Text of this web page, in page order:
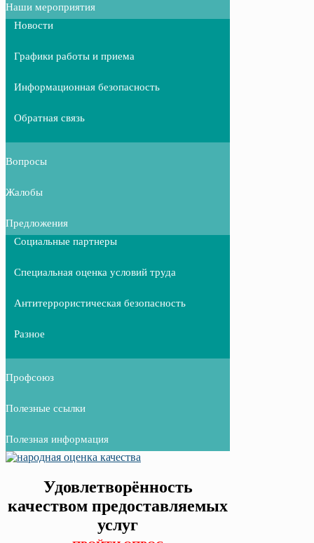
Наши мероприятия
Новости
Графики работы и приема
Информационная безопасность
Обратная связь
Вопросы
Жалобы
Предложения
Социальные партнеры
Специальная оценка условий труда
Антитеррористическая безопасность
Разное
Профсоюз
Полезные ссылки
Полезная информация
Удовлетворённость
качеством предоставляемых
услуг